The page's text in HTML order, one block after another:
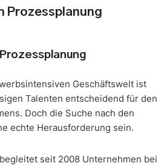
Prozessplanung
Geschäftswelt ist
Talenten entscheidend für den
Doch die Suche nach den
echte Herausforderung sein.
seit 2008 Unternehmen bei